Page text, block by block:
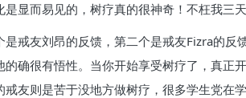
是显而易见的，树疗真的很神奇！不枉我三天
是戒友刘昂的反馈，第二个是戒友Fizra的
的确很有悟性。当你开始享受树疗了，真正
戒友则是苦于没地方做树疗，很多学生党在